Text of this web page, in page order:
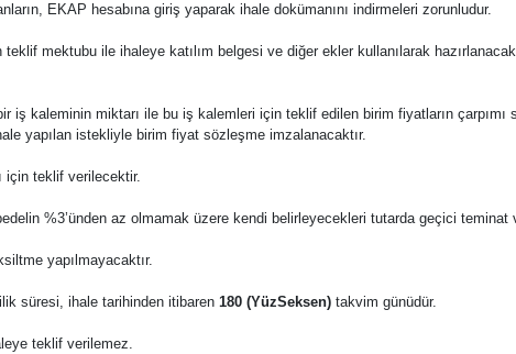
EKAP hesabına giriş yaparak ihale dokümanını indirmeleri zorunludur.
mektubu ile ihaleye katılım belgesi ve diğer ekler kullanılarak
iş kaleminin miktarı ile bu iş kalemleri için teklif edilen birim fiyatların
yapılan istekliyle birim fiyat sözleşme imzalanacaktır.
için teklif verilecektir.
%3’ünden az olmamak üzere kendi belirleyecekleri tutarda geçici teminat
yapılmayacaktır.
süresi, ihale tarihinden itibaren 180 (YüzSeksen)takvim günüdür.
teklif verilemez.